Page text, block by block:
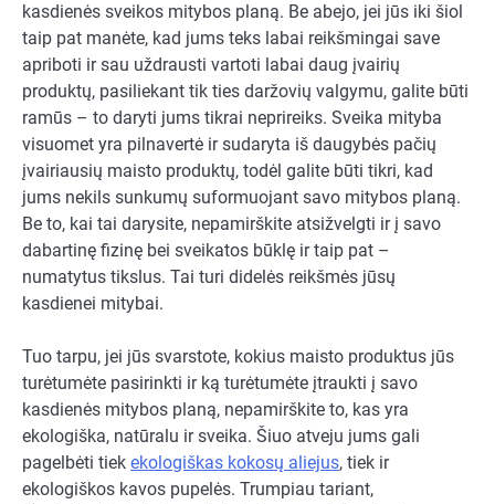
kasdienės sveikos mitybos planą. Be abejo, jei jūs iki šiol
taip pat manėte, kad jums teks labai reikšmingai save
apriboti ir sau uždrausti vartoti labai daug įvairių
produktų, pasiliekant tik ties daržovių valgymu, galite būti
ramūs – to daryti jums tikrai neprireiks. Sveika mityba
visuomet yra pilnavertė ir sudaryta iš daugybės pačių
įvairiausių maisto produktų, todėl galite būti tikri, kad
jums nekils sunkumų suformuojant savo mitybos planą.
Be to, kai tai darysite, nepamirškite atsižvelgti ir į savo
dabartinę fizinę bei sveikatos būklę ir taip pat –
numatytus tikslus. Tai turi didelės reikšmės jūsų
kasdienei mitybai.
Tuo tarpu, jei jūs svarstote, kokius maisto produktus jūs
turėtumėte pasirinkti ir ką turėtumėte įtraukti į savo
kasdienės mitybos planą, nepamirškite to, kas yra
ekologiška, natūralu ir sveika. Šiuo atveju jums gali
pagelbėti tiek ekologiškas kokosų aliejus, tiek ir
ekologiškos kavos pupelės. Trumpiau tariant,